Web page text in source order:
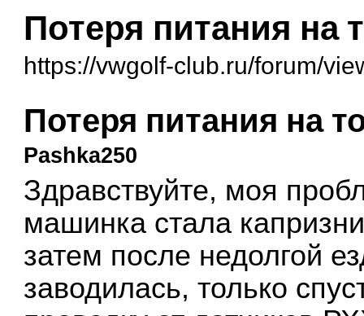
Потеря питания на
https://vwgolf-club.ru/forum/
Потеря питания на
Pashka250
Здравствуйте, моя
машинка стала
затем после недолгой
заводилась, только